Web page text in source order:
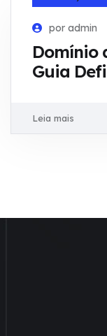
por admin
Domínio
Guia
Leia mais